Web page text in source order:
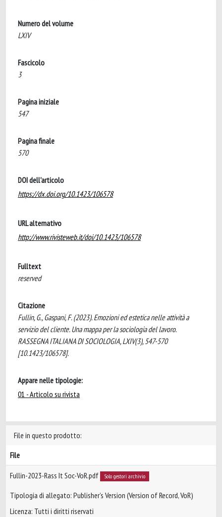
Numero del volume
LXIV
Fascicolo
3
Pagina iniziale
547
Pagina finale
570
DOI dell'articolo
https://dx.doi.org/10.1423/106578
URL alternativo
http://www.rivisteweb.it/doi/10.1423/106578
Fulltext
reserved
Citazione
Fullin, G., Gaspani, F. (2023). Emozioni ed estetica nelle attività a
servizio del cliente. Una mappa per la sociologia del lavoro.
RASSEGNA ITALIANA DI SOCIOLOGIA, LXIV(3), 547-570
[10.1423/106578].
Appare nelle tipologie:
01 - Articolo su rivista
File in questo prodotto:
File
Fullin-2023-Rass It Soc-VoR.pdf Solo gestori archivio
Tipologia di allegato: Publisher’s Version (Version of Record, VoR)
Licenza: Tutti i diritti riservati